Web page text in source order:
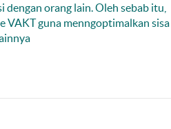
dengan orang lain. Oleh sebab itu,
VAKT guna menngoptimalkan sisa